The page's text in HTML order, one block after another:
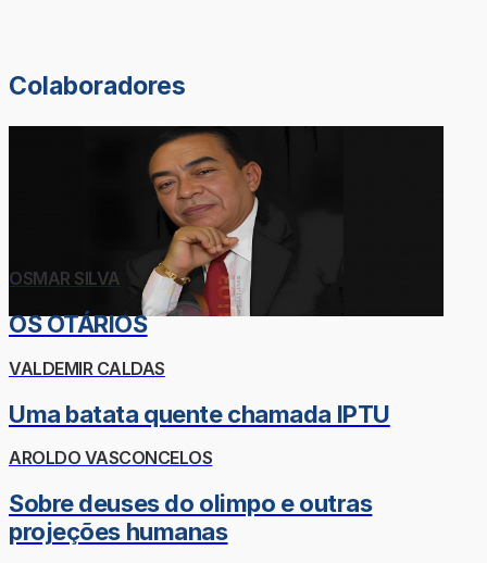
Colaboradores
OSMAR SILVA
OS OTÁRIOS
VALDEMIR CALDAS
Uma batata quente chamada IPTU
AROLDO VASCONCELOS
Sobre deuses do olimpo e outras
projeções humanas